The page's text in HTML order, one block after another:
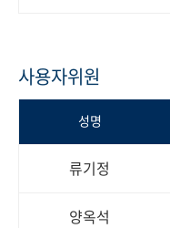
사용자위원
성명
류기정
양옥석